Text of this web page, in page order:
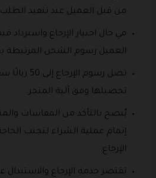
من قبل العميل عند تنفيذ
في حال اختيار الإرجاع واسترداد
العميل رسوم الشحن المرتبطة
تصل رسوم
تحصيلها وفق آلية المتجر.
يُنصح بالتأكد من المقاسات
إتمام عملية الشراء لتجنب
الإرجاع.
تقتصر خدمة الإرجاع والاستبدال